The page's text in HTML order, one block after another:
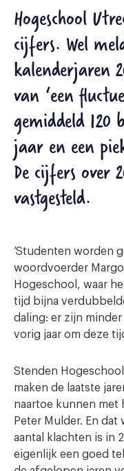
Hogeschool
cijfers. Wel
kalenderjaren
van ‘een
gemiddeld 120
jaar en een
De cijfers over
vastgesteld.
‘Studenten worden
woordvoerder
Hogeschool, waar
tijd bijna
daling: er zijn
vorig jaar om deze
Stenden
maken de laatste
naartoe kunnen met
Peter Mulder. En
aantal klachten is in
eigenlijk een goed